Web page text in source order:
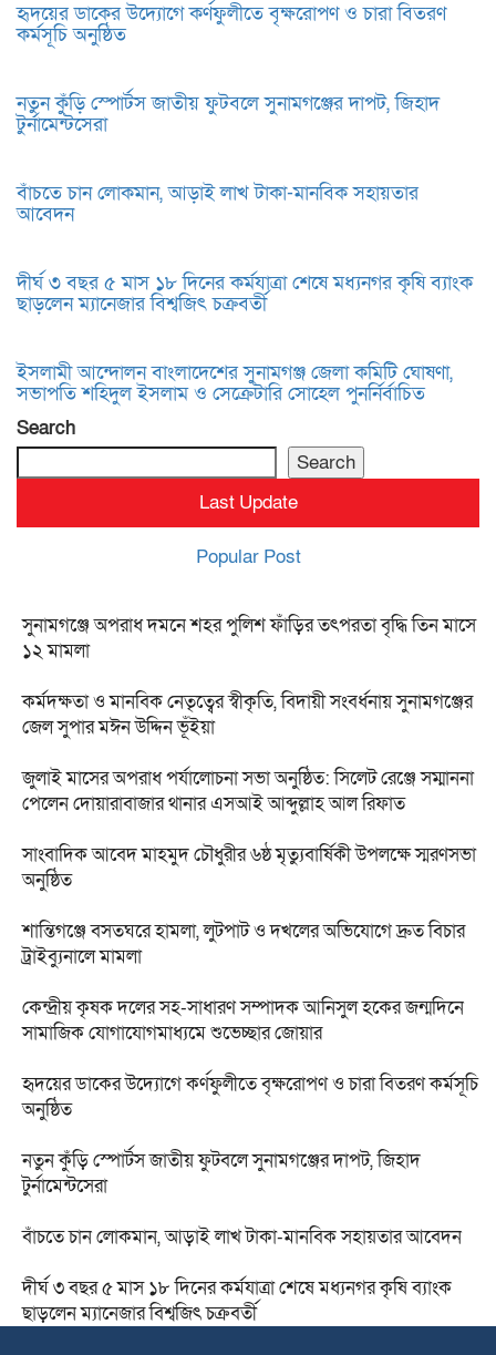
হৃদয়ের ডাকের উদ্যোগে কর্ণফুলীতে বৃক্ষরোপণ ও চারা বিতরণ
কর্মসূচি অনুষ্ঠিত
নতুন কুঁড়ি স্পোর্টস জাতীয় ফুটবলে সুনামগঞ্জের দাপট, জিহাদ
টুর্নামেন্টসেরা
বাঁচতে চান লোকমান, আড়াই লাখ টাকা-মানবিক সহায়তার
আবেদন
দীর্ঘ ৩ বছর ৫ মাস ১৮ দিনের কর্মযাত্রা শেষে মধ্যনগর কৃষি ব্যাংক
ছাড়লেন ম্যানেজার বিশ্বজিৎ চক্রবর্তী
ইসলামী আন্দোলন বাংলাদেশের সুনামগঞ্জ জেলা কমিটি ঘোষণা,
সভাপতি শহিদুল ইসলাম ও সেক্রেটারি সোহেল পুনর্নির্বাচিত
Search
Search
Last Update
Popular Post
সুনামগঞ্জে অপরাধ দমনে শহর পুলিশ ফাঁড়ির তৎপরতা বৃদ্ধি তিন মাসে
১২ মামলা
কর্মদক্ষতা ও মানবিক নেতৃত্বের স্বীকৃতি, বিদায়ী সংবর্ধনায় সুনামগঞ্জের
জেল সুপার মঈন উদ্দিন ভূঁইয়া
জুলাই মাসের অপরাধ পর্যালোচনা সভা অনুষ্ঠিত: সিলেট রেঞ্জে সম্মাননা
পেলেন দোয়ারাবাজার থানার এসআই আব্দুল্লাহ আল রিফাত
সাংবাদিক আবেদ মাহমুদ চৌধুরীর ৬ষ্ঠ মৃত্যুবার্ষিকী উপলক্ষে স্মরণসভা
অনুষ্ঠিত
শান্তিগঞ্জে বসতঘরে হামলা, লুটপাট ও দখলের অভিযোগে দ্রুত বিচার
ট্রাইব্যুনালে মামলা
কেন্দ্রীয় কৃষক দলের সহ-সাধারণ সম্পাদক আনিসুল হকের জন্মদিনে
সামাজিক যোগাযোগমাধ্যমে শুভেচ্ছার জোয়ার
হৃদয়ের ডাকের উদ্যোগে কর্ণফুলীতে বৃক্ষরোপণ ও চারা বিতরণ কর্মসূচি
অনুষ্ঠিত
নতুন কুঁড়ি স্পোর্টস জাতীয় ফুটবলে সুনামগঞ্জের দাপট, জিহাদ
টুর্নামেন্টসেরা
বাঁচতে চান লোকমান, আড়াই লাখ টাকা-মানবিক সহায়তার আবেদন
দীর্ঘ ৩ বছর ৫ মাস ১৮ দিনের কর্মযাত্রা শেষে মধ্যনগর কৃষি ব্যাংক
ছাড়লেন ম্যানেজার বিশ্বজিৎ চক্রবর্তী